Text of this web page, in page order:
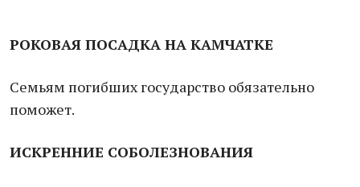
РОКОВАЯ ПОСАДКА НА КАМЧАТКЕ
Семьям погибших государство обязательно
поможет.
ИСКРЕННИЕ СОБОЛЕЗНОВАНИЯ